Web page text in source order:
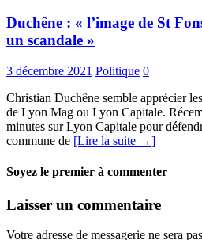
Duchêne : « l’image de St
un scandale »
3 décembre 2021 Politique 0
Christian Duchêne semble apprécier
de Lyon Mag ou Lyon Capitale.
minutes sur Lyon Capitale pour
commune de [Lire la suite →]
Soyez le premier à commenter
Laisser un commentaire
Votre adresse de messagerie ne sera